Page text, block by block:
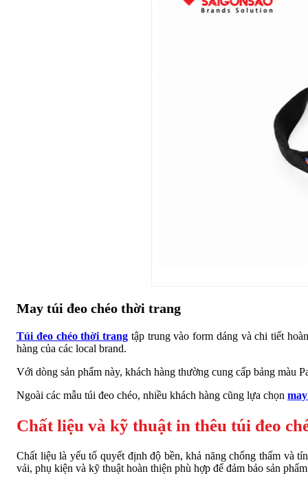
May túi đeo chéo thời trang
Túi đeo chéo thời trang tập trung vào form dáng và chi tiết
hàng của các local brand.
Với dòng sản phẩm này, khách hàng thường cung cấp bảng màu
Ngoài các mẫu túi đeo chéo, nhiều khách hàng cũng lựa chọn
Chất liệu và kỹ thuật in thêu túi đeo
Chất liệu là yếu tố quyết định độ bền, khả năng chống thấm và
vải, phụ kiện và kỹ thuật hoàn thiện phù hợp để đảm bảo sản